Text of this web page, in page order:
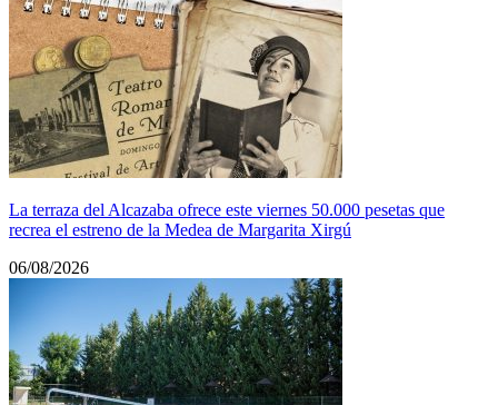
La terraza del Alcazaba ofrece este viernes 50.000 pesetas que
recrea el estreno de la Medea de Margarita Xirgú
06/08/2026